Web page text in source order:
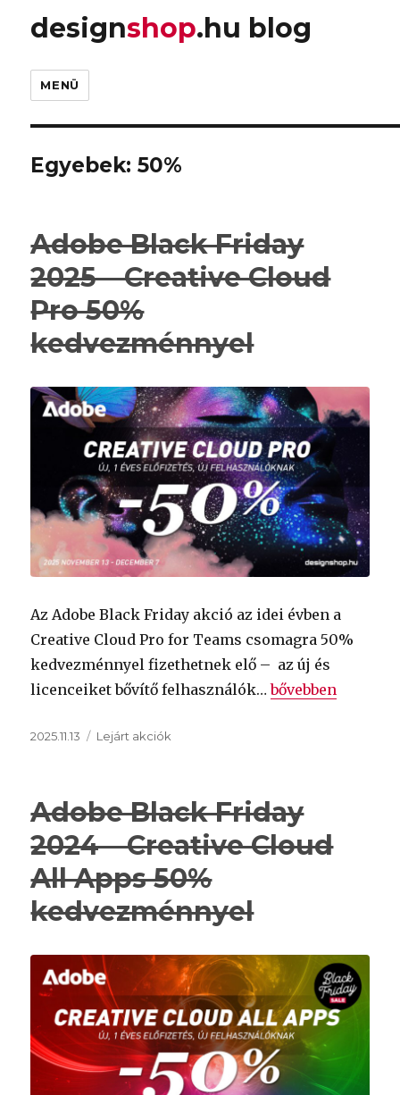
designshop.hu blog
MENÜ
Egyebek:50%
Adobe Black Friday
2025 – Creative Cloud
Pro 50%
kedvezménnyel
Az Adobe Black Friday akció az idei évben a
Creative Cloud Pro for Teams csomagra 50%
kedvezménnyel fizethetnek elő – az új és
licenceiket bővítő felhasználók…„Adobe Black
bővebben
Közzétéve
2025.11.13 Kategória
Lejárt akciók
Adobe Black Friday
2024 – Creative Cloud
All Apps 50%
kedvezménnyel